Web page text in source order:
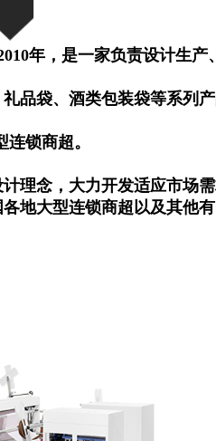
年，是一家负责设计生
品袋、酒类包装袋等系列
锁商超。
理念，大力开发适应市场
地大型连锁商超以及其他